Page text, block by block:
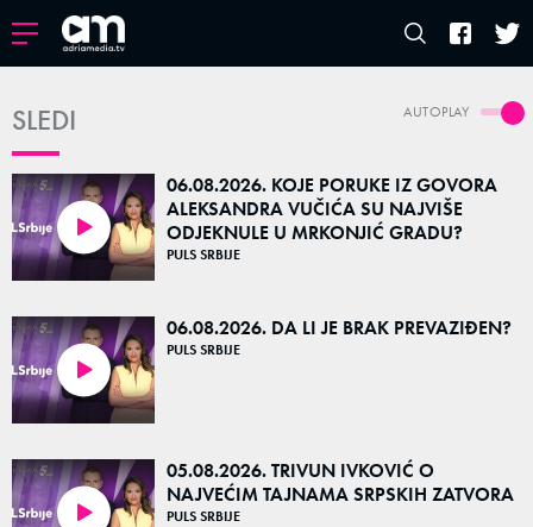
AUTOPLAY
SLEDI
06.08.2026. KOJE PORUKE IZ GOVORA
ALEKSANDRA VUČIĆA SU NAJVIŠE
ODJEKNULE U MRKONJIĆ GRADU?
PULS SRBIJE
06.08.2026. DA LI JE BRAK PREVAZIĐEN?
PULS SRBIJE
05.08.2026. TRIVUN IVKOVIĆ O
NAJVEĆIM TAJNAMA SRPSKIH ZATVORA
PULS SRBIJE